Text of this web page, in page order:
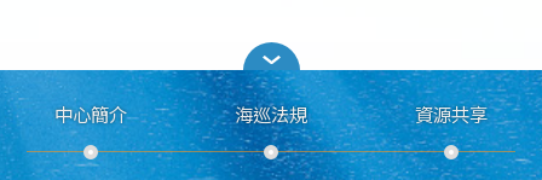
中心簡介 海巡法規 資源共享